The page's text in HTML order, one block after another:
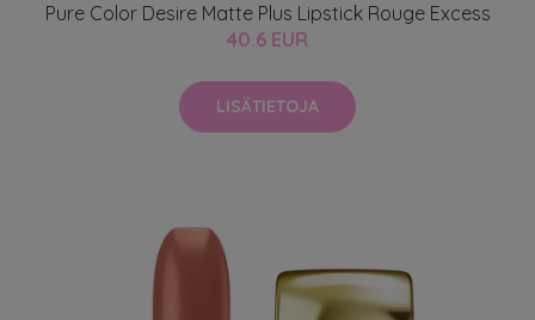
Pure Color Desire Matte Plus Lipstick Rouge Excess
40.6 EUR
LISÄTIETOJA